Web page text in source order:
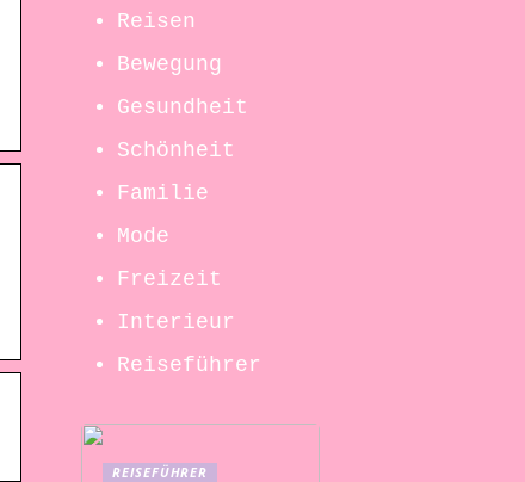
Reisen
Bewegung
Gesundheit
Schönheit
Familie
Mode
Freizeit
Interieur
Reiseführer
REISEFÜHRER